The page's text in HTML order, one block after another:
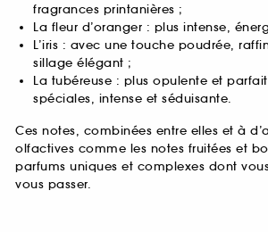
fragrances printanières ;
La fleur d’oranger : plus intense,
L’iris : avec une touche poudrée,
sillage élégant ;
La tubéreuse : plus opulente et
spéciales, intense et séduisante.
Ces notes, combinées entre elles et à
olfactives comme les notes fruitées et
parfums uniques et complexes dont
vous passer.